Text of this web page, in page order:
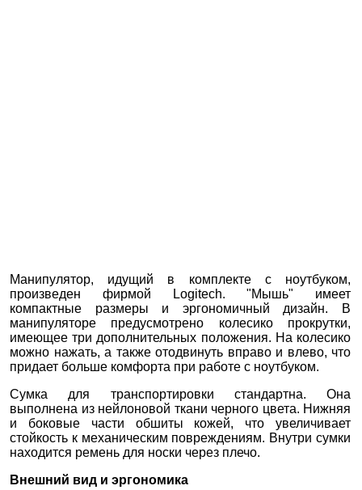
Манипулятор, идущий в комплекте с ноутбуком,
произведен фирмой Logitech. "Мышь" имеет
компактные размеры и эргономичный дизайн. В
манипуляторе предусмотрено колесико прокрутки,
имеющее три дополнительных положения. На колесико
можно нажать, а также отодвинуть вправо и влево, что
придает больше комфорта при работе с ноутбуком.
Сумка для транспортировки стандартна. Она
выполнена из нейлоновой ткани черного цвета. Нижняя
и боковые части обшиты кожей, что увеличивает
стойкость к механическим повреждениям. Внутри сумки
находится ремень для носки через плечо.
Внешний вид и эргономика